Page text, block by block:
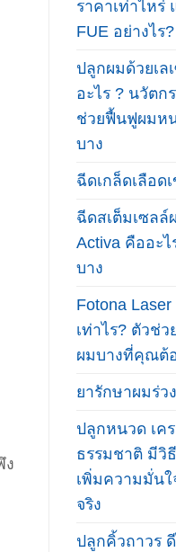
ง
ราคาเท่าไหร่
FUE อย่างไร?
ปลูกผมด้วยเล
อะไร ? นวัตก
ช่วยฟื้นฟูผมห
บาง
ฉีดเกล็ดเลือด
ฉีดสเต็มเซลล์
Activa คืออะไ
บาง
Fotona
เท่าไร? ตัวช่
ผมบางที่คุณต้
ยารักษาผมร่ว
ปลูกหนวด เค
ธรรมชาติ มีวิ
เพิ่มความมั่นใ
จริง
ปลูกคิ้วถาวร